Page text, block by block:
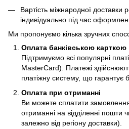
Вартість міжнародної доставки
індивідуально під час
Ми пропонуємо кілька зручних
Оплата банківською карткою
Підтримуємо всі популярні
MasterCard). Платежі
платіжну систему, що гарантує
Оплата при отриманні
Ви можете сплатити
отриманні на відділенні пошти
залежно від регіону доставки).